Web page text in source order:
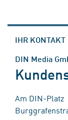
IHR KONTAKT
DIN Media
Am DIN-Platz